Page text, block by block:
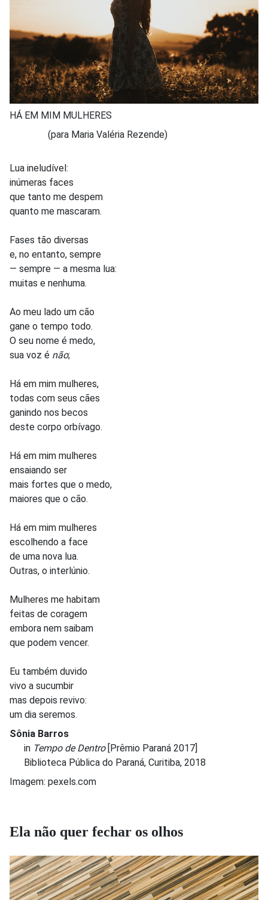
HÁ EM MIM MULHERES
(para Maria Valéria Rezende)
Lua ineludível:
inúmeras faces
que tanto me despem
quanto me mascaram.
Fases tão diversas
e, no entanto, sempre
— sempre — a mesma lua:
muitas e nenhuma.
Ao meu lado um cão
gane o tempo todo.
O seu nome é medo,
sua voz é não;
Há em mim mulheres,
todas com seus cães
ganindo nos becos
deste corpo orbívago.
Há em mim mulheres
ensaiando ser
mais fortes que o medo,
maiores que o cão.
Há em mim mulheres
escolhendo a face
de uma nova lua.
Outras, o interlúnio.
Mulheres me habitam
feitas de coragem
embora nem saibam
que podem vencer.
Eu também duvido
vivo a sucumbir
mas depois revivo:
um dia seremos.
Sônia Barros
in Tempo de Dentro[Prêmio Paraná 2017]
Biblioteca Pública do Paraná, Curitiba, 2018
Imagem: pexels.com
Ela não quer fechar os olhos